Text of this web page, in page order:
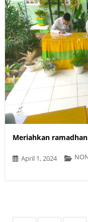
Meriahkan
April 1, 2024